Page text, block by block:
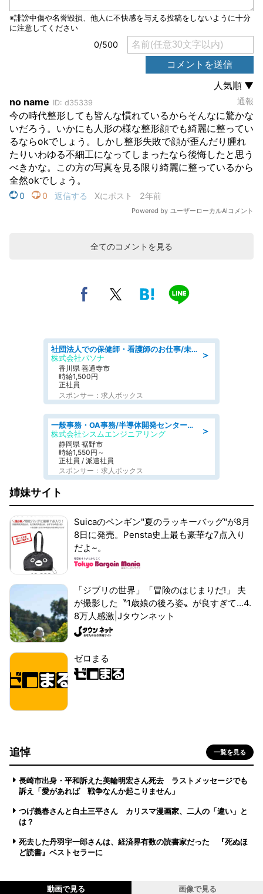
全てのコメントを見る
＞
社団法人での保健師・看護師のお仕事/未経験OK/要資格:普通免許、保健師、正看護師
株式会社パソナ
香川県 善通寺市
時給1,500円
正社員
スポンサー：求人ボックス
＞
一般事務・OA事務/半導体開発センター内で事務&軽作業スタッフ、募集
株式会社シスムエンジニアリング
静岡県 裾野市
時給1,550円～
正社員 / 派遣社員
スポンサー：求人ボックス
姉妹サイト
Suicaのペンギン"夏のラッキーバッグ"が8月
8日に発売。Pensta史上最も豪華な7点入り
だよ~。
「ジブリの世界」「冒険のはじまりだ!」 夫
が撮影した〝1歳娘の後ろ姿〟が良すぎて...4.
8万人感激|Jタウンネット
ゼロまる
追悼 一覧を見る
長崎市出身・平和訴えた美輪明宏さん死去 ラストメッセージでも
訴え「愛があれば 戦争なんか起こりません」
つげ義春さんと白土三平さん カリスマ漫画家、二人の「違い」と
は？
死去した丹羽宇一郎さんは、経済界有数の読書家だった 『死ぬほ
ど読書』ベストセラーに
動画で見る 画像で見る